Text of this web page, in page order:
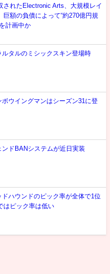
されたElectronic Arts、大規模レイ
巨額の負債によって“約270億円規
計画中か
ルタルのミシックスキン登場時
ボウイングマンはシーズン31に登
ンドBANシステムが近日実装
ドハウンドのピック率が全体で1位
はピック率は低い